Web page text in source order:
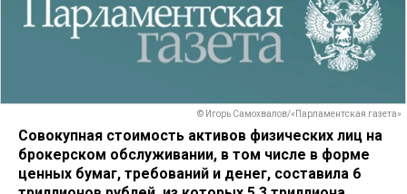
© Игорь Самохвалов/«Парламентская газета»
Совокупная стоимость активов физических лиц на
брокерском обслуживании, в том числе в форме
ценных бумаг, требований и денег, составила 6